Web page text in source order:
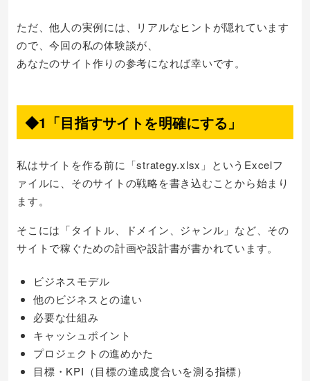
ただ、他人の実例には、リアルなヒントが隠れています
ので、今回の私の体験談が、
あなたのサイト作りの参考になれば幸いです。
◆1「目指すサイトを明確にする」
私はサイトを作る前に「strategy.xlsx」というExcelフ
ァイルに、そのサイトの戦略を書き込むことから始まり
ます。
そこには「タイトル、ドメイン、ジャンル」など、その
サイトで稼ぐための計画や設計書が書かれています。
ビジネスモデル
他のビジネスとの違い
必要な仕組み
キャッシュポイント
プロジェクトの進めかた
目標・KPI（目標の達成度合いを測る指標）